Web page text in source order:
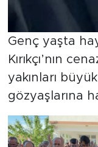
Genç yaşta
Kırıkçı’nın
yakınları
gözyaşlarına